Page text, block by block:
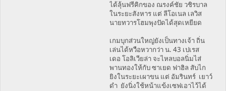
ได้ลุ้นฟรีคิกของ ณรงค์ชัย วชิรบาล
ในระยะสังหาร แต่ ลีโอเนล เลวิส
นายทวารโฮมพุงปัดได้สุดเหยียด
เกมบุกส่วนใหญ่ยังเป็นทางเจ้า ถิ่น
เล่นได้หวือหวากว่า น. 43 เปเรส
เดอ โอลิเวียล่า จะไหลบอลนิ่มไส่
พานทองให้กับ ซาเยด ฟาฮิล สับไก
ยิงในระยะเผาขน แต่ อัมรินทร์ เยาว์
ดำ ยังนิ่งใช้หน้าแข้งเซฟเอาไว้ได้